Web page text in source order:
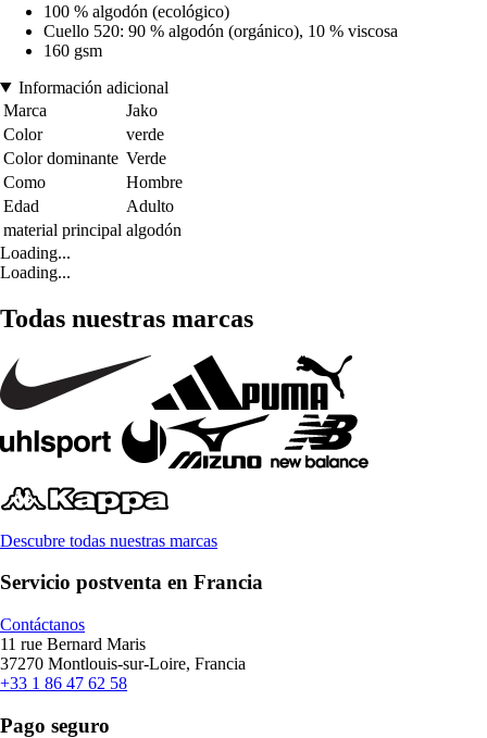
100 % algodón (ecológico)
Cuello 520: 90 % algodón (orgánico), 10 % viscosa
160 gsm
Información adicional
Marca
Jako
Color
verde
Color dominante Verde
Como
Hombre
Edad
Adulto
material principal algodón
Loading...
Loading...
Todas nuestras marcas
Descubre todas nuestras marcas
Servicio postventa en Francia
Contáctanos
11 rue Bernard Maris
37270 Montlouis-sur-Loire, Francia
+33 1 86 47 62 58
Pago seguro